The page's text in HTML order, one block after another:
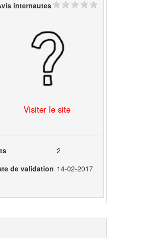
internautes
Visiter le site
2
de validation 14-02-2017